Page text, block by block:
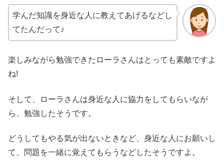
学んだ知識を身近な人に教えてあげるなどし
てたんだって♪
楽しみながら勉強できたローラさんはとっても素敵ですよ
ね!
そして、ローラさんは身近な人に協力をしてもらいなが
ら、勉強したそうです。
どうしてもやる気が出ないときなど、身近な人にお願いし
て、問題を一緒に覚えてもらうなどしたそうですよ。